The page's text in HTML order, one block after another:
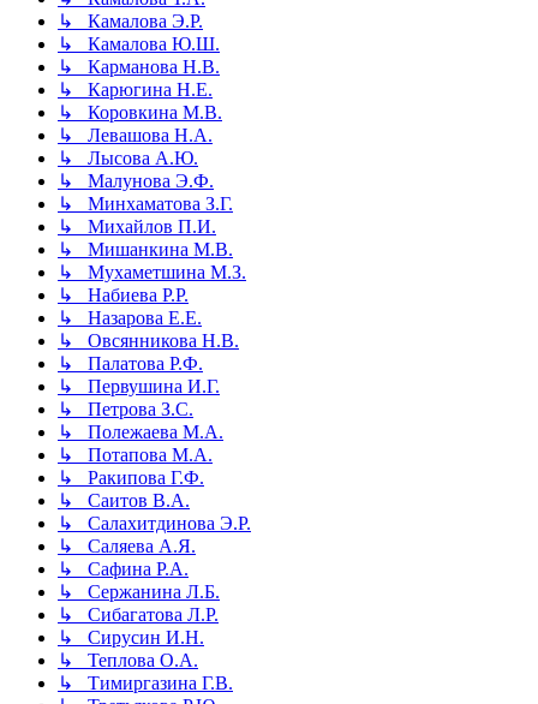
↳ Камалова Э.Р.
↳ Камалова Ю.Ш.
↳ Карманова Н.В.
↳ Карюгина Н.Е.
↳ Коровкина М.В.
↳ Левашова Н.А.
↳ Лысова А.Ю.
↳ Малунова Э.Ф.
↳ Минхаматова З.Г.
↳ Михайлов П.И.
↳ Мишанкина М.В.
↳ Мухаметшина М.З.
↳ Набиева Р.Р.
↳ Назарова Е.Е.
↳ Овсянникова Н.В.
↳ Палатова Р.Ф.
↳ Первушина И.Г.
↳ Петрова З.С.
↳ Полежаева М.А.
↳ Потапова М.А.
↳ Ракипова Г.Ф.
↳ Саитов В.А.
↳ Салахитдинова Э.Р.
↳ Саляева А.Я.
↳ Сафина Р.А.
↳ Сержанина Л.Б.
↳ Сибагатова Л.Р.
↳ Сирусин И.Н.
↳ Теплова О.А.
↳ Тимиргазина Г.В.